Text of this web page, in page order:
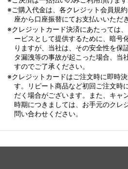
※ご購入代金は、各クレジット会員規
座から口座振替にてお支払いいただ
※クレジットカード決済にあたっては
ービスとして提供するために、暗号
りますが、当社は、その安全性を保
タ漏洩等の事故が起こった場合、当
すのでご了承ください。
※クレジットカードはご注文時に即時
す。リピート商品など初回ご注文時
だく場合がございます。また、キャ
時期につきましては、お手元のクレ
問い合わせください。